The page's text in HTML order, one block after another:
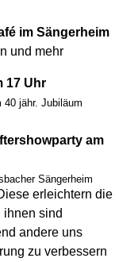
im Sängerheim
und mehr
17 Uhr
40 jähr. Jubiläum
am
Sängerheim
erleichtern die
ihnen sind
andere uns
zu verbessern